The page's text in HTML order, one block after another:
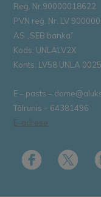
Reģ. Nr.90000018622
PVN reģ. Nr. LV
AS „SEB banka”
Kods: UNLALV2X
Konts: LV58 UNLA
E – pasts –
Tālrunis – 64381496
E-adrese